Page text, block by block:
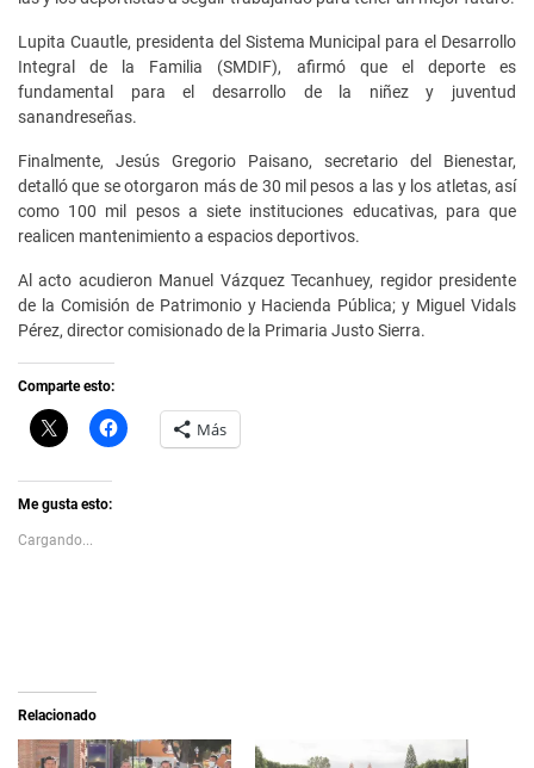
Lupita Cuautle, presidenta del Sistema Municipal para el Desarrollo
Integral de la Familia (SMDIF), afirmó que el deporte es
fundamental para el desarrollo de la niñez y juventud
sanandreseñas.
Finalmente, Jesús Gregorio Paisano, secretario del Bienestar,
detalló que se otorgaron más de 30 mil pesos a las y los atletas, así
como 100 mil pesos a siete instituciones educativas, para que
realicen mantenimiento a espacios deportivos.
Al acto acudieron Manuel Vázquez Tecanhuey, regidor presidente
de la Comisión de Patrimonio y Hacienda Pública; y Miguel Vidals
Pérez, director comisionado de la Primaria Justo Sierra.
Comparte esto:
C
l
k
t
s
h
e
b
r
e
H
a
e
n
Más
Me gusta esto:
Cargando...
Relacionado